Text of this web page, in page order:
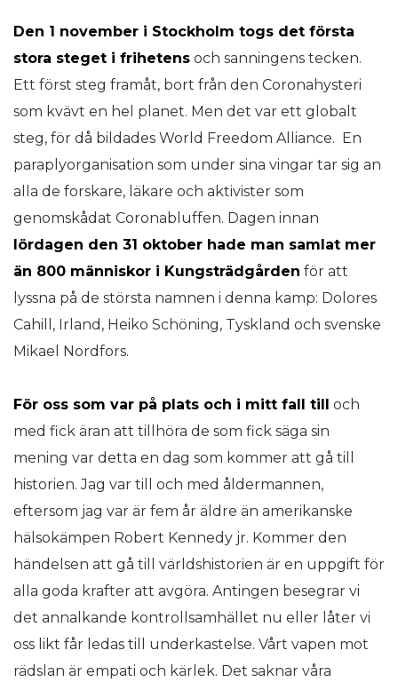
Den 1 november i Stockholm togs det första
stora steget i frihetens och sanningens tecken.
Ett först steg framåt, bort från den Coronahysteri
som kvävt en hel planet. Men det var ett globalt
steg, för då bildades World Freedom Alliance. En
paraplyorganisation som under sina vingar tar sig an
alla de forskare, läkare och aktivister som
genomskådat Coronabluffen. Dagen innan
lördagen den 31 oktober hade man samlat mer
än 800 människor i Kungsträdgården för att
lyssna på de största namnen i denna kamp: Dolores
Cahill, Irland, Heiko Schöning, Tyskland och svenske
Mikael Nordfors.
För oss som var på plats och i mitt fall till och
med fick äran att tillhöra de som fick säga sin
mening var detta en dag som kommer att gå till
historien. Jag var till och med åldermannen,
eftersom jag var är fem år äldre än amerikanske
hälsokämpen Robert Kennedy jr. Kommer den
händelsen att gå till världshistorien är en uppgift för
alla goda krafter att avgöra. Antingen besegrar vi
det annalkande kontrollsamhället nu eller låter vi
oss likt får ledas till underkastelse. Vårt vapen mot
rädslan är empati och kärlek. Det saknar våra